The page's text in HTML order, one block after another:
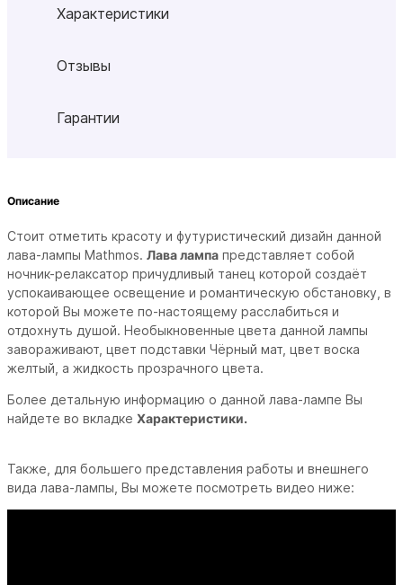
Характеристики
Отзывы
Гарантии
Описание
Стоит отметить красоту и футуристический дизайн данной
лава-лампы Mathmos. Лава лампа представляет собой
ночник-релаксатор причудливый танец которой cоздаёт
успокаивающее освещение и романтическую обстановку, в
которой Вы можете по-настоящему расслабиться и
отдохнуть душой. Необыкновенные цвета данной лампы
завораживают, цвет подставки Чёрный мат, цвет воска
желтый, а жидкость прозрачного цвета.
Более детальную информацию о данной лава-лампе Вы
найдете во вкладке Характеристики.
Также, для большего представления работы и внешнего
вида лава-лампы, Вы можете посмотреть видео ниже: